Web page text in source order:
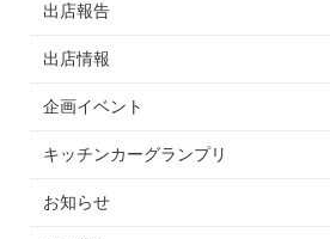
出店報告
出店情報
企画イベント
キッチンカーグランプリ
お知らせ